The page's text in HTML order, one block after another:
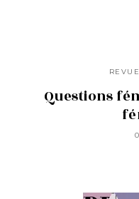
Questions